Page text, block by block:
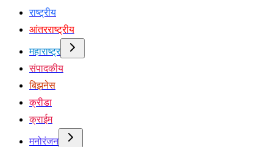
राष्ट्रीय
आंतरराष्ट्रीय
महाराष्ट्र
संपादकीय
बिझनेस
क्रीडा
क्राईम
मनोरंजन